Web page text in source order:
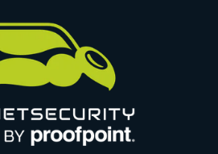
des données